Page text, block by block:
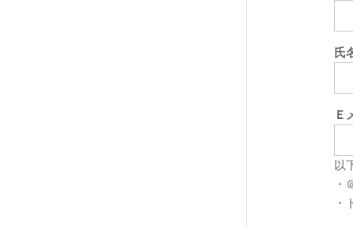
氏
Ｅ
以
・
・